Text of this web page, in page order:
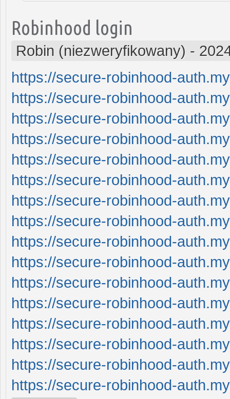
Robinhood login
Robin (niezweryfikowany) -
https://secure-robinhood-
https://secure-robinhood-
https://secure-robinhood-
https://secure-robinhood-
https://secure-robinhood-
https://secure-robinhood-
https://secure-robinhood-
https://secure-robinhood-
https://secure-robinhood-
https://secure-robinhood-
https://secure-robinhood-
https://secure-robinhood-
https://secure-robinhood-
https://secure-robinhood-
https://secure-robinhood-
https://secure-robinhood-